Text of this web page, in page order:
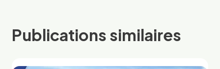
Publications similaires